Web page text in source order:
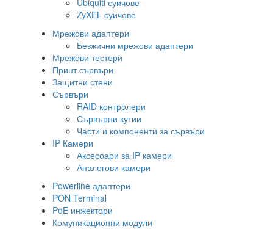
Ubiquiti суичове
ZyXEL суичове
Мрежови адаптери
Безжични мрежови адаптери
Мрежови тестери
Принт сървъри
Защитни стени
Сървъри
RAID контролери
Сървърни кутии
Части и компоненти за сървъри
IP Камери
Аксесоари за IP камери
Аналогови камери
Powerline адаптери
PON Terminal
PoE инжектори
Комуникационни модули